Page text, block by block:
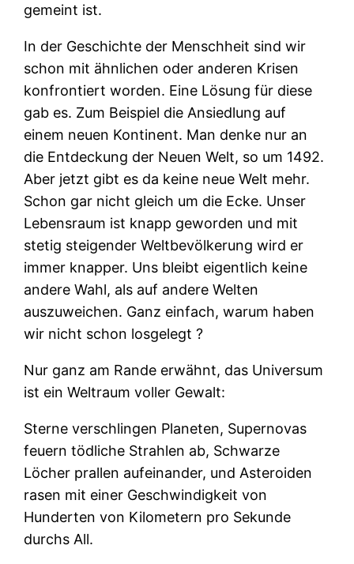
gemeint ist.
In der Geschichte der Menschheit sind wir
schon mit ähnlichen oder anderen Krisen
konfrontiert worden. Eine Lösung für diese
gab es. Zum Beispiel die Ansiedlung auf
einem neuen Kontinent. Man denke nur an
die Entdeckung der Neuen Welt, so um 1492.
Aber jetzt gibt es da keine neue Welt mehr.
Schon gar nicht gleich um die Ecke. Unser
Lebensraum ist knapp geworden und mit
stetig steigender Weltbevölkerung wird er
immer knapper. Uns bleibt eigentlich keine
andere Wahl, als auf andere Welten
auszuweichen. Ganz einfach, warum haben
wir nicht schon losgelegt ?
Nur ganz am Rande erwähnt, das Universum
ist ein Weltraum voller Gewalt:
Sterne verschlingen Planeten, Supernovas
feuern tödliche Strahlen ab, Schwarze
Löcher prallen aufeinander, und Asteroiden
rasen mit einer Geschwindigkeit von
Hunderten von Kilometern pro Sekunde
durchs All.